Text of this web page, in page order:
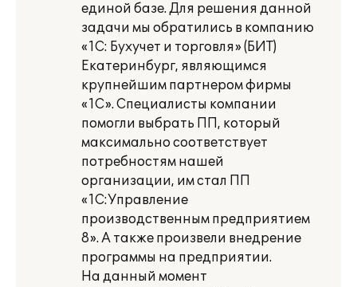
единой базе. Для решения данной
задачи мы обратились в компанию
«1С: Бухучет и торговля» (БИТ)
Екатеринбург, являющимся
крупнейшим партнером фирмы
«1С». Специалисты компании
помогли выбрать ПП, который
максимально соответствует
потребностям нашей
организации, им стал ПП
«1С:Управление
производственным предприятием
8». А также произвели внедрение
программы на предприятии.
На данный момент